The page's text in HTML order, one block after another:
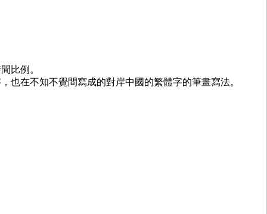
比例。
也在不知不覺間寫成的對岸中國的繁體字的筆畫寫法。